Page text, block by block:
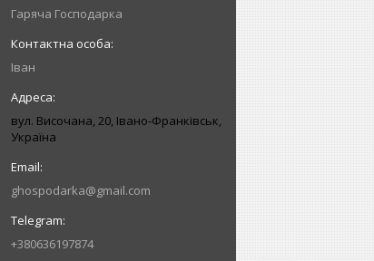
Гаряча Господарка
Іван
вул. Височана, 20, Івано-Франківськ,
Україна
ghospodarka@gmail.com
+380636197874